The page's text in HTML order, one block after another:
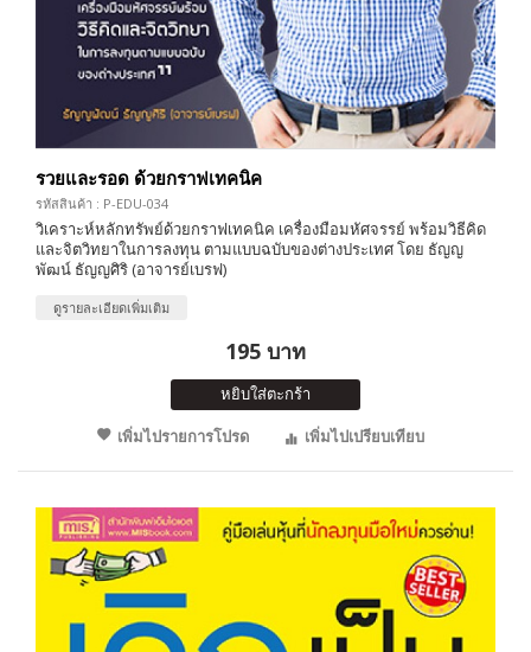
รวยและรอด ด้วยกราฟเทคนิค
รหัสสินค้า : P-EDU-034
วิเคราะห์หลักทรัพย์ด้วยกราฟเทคนิค เครื่องมือมหัศจรรย์ พร้อมวิธีคิด
และจิตวิทยาในการลงทุน ตามแบบฉบับของต่างประเทศ โดย ธัญญ
พัฒน์ ธัญญศิริ (อาจารย์เบรฟ)
ดูรายละเอียดเพิ่มเติม
195 บาท
หยิบใส่ตะกร้า
เพิ่มไปรายการโปรด
เพิ่มไปเปรียบเทียบ